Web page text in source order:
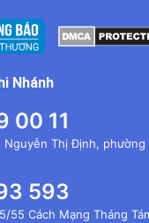
Nhánh
00 11
Nguyễn Thị Định, phường
593
55 Cách Mạng Tháng